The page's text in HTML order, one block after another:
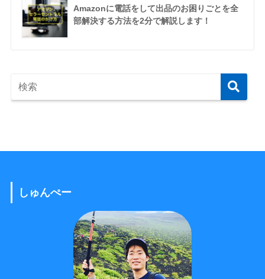
Amazonに電話をして出品のお困りごとを全
部解決する方法を2分で解説します！
しゅんぺー